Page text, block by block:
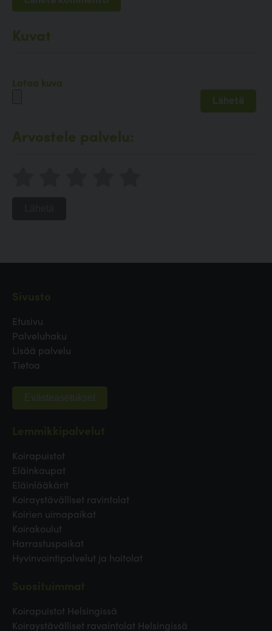
Kuvat
Lataa kuva
Arvostele palvelu:
Etusivu
Palveluhaku
Lisää palvelu
Tietoa
Evästeasetukset
Koirapuistot
Eläinkaupat
Eläinlääkärit
Koiraystävälliset ravintolat
Koirien uimapaikat
Koirakoulut
Harrastuspaikat
Hyvinvointipalvelut ja hoitolat
Koirapuistot Helsingissä
Koiraystävälliset ravaintolat Helsingissä